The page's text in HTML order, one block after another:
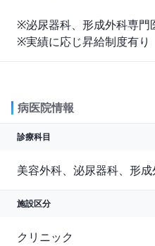
※泌尿器科、形成外科専門
※実績に応じ昇給制度有り
病医院情報
診療科目
美容外科、泌尿器科、形
施設区分
クリニック